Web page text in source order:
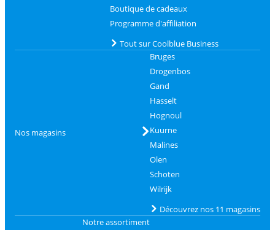
Boutique de cadeaux
Programme d'affiliation
Tout sur Coolblue Business
Nos magasins
Bruges
Drogenbos
Gand
Hasselt
Hognoul
Kuurne
Malines
Olen
Schoten
Wilrijk
Découvrez nos 11 magasins
Notre assortiment